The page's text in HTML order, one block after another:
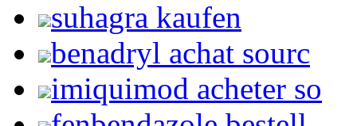
suhagra kaufen
benadryl achat sourc
imiquimod acheter so